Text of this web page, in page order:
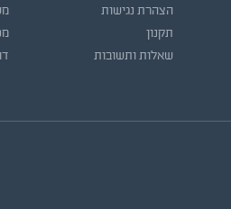
הצהרת נגישות
תקנון
שאלות ותשובות